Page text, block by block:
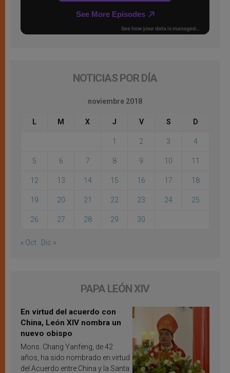
NOTICIAS POR DÍA
noviembre 2018
L M X J V S D
1 2 3 4
5 6 7 8 9 10 11
12 13 14 15 16 17 18
19 20 21 22 23 24 25
26 27 28 29 30
« Oct Dic »
PAPA LEÓN XIV
En virtud del acuerdo con
China, León XIV nombra un
nuevo obispo
Mons. Chang Yanfeng, de 42
años, ha sido nombrado en virtud
del Acuerdo entre China y la Santa